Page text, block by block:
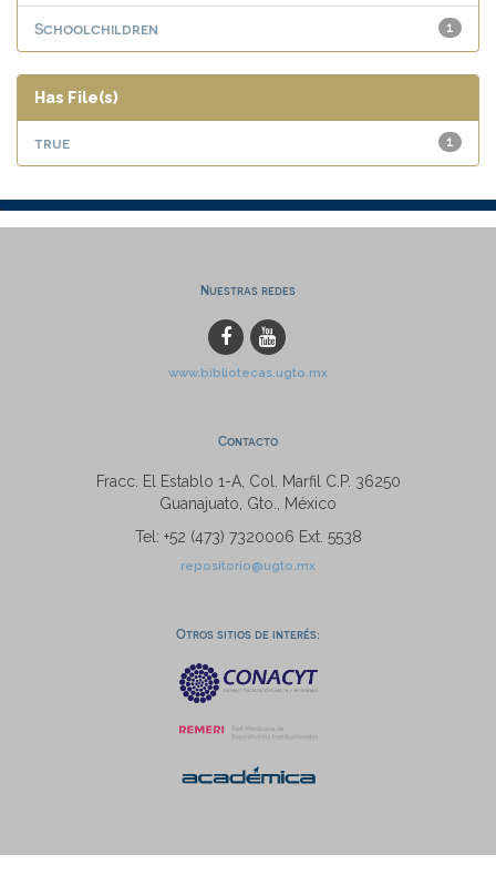
1
Schoolchildren
Has File(s)
1
true
Nuestras redes
www.bibliotecas.ugto.mx
Contacto
Fracc. El Establo 1-A, Col. Marfil C.P. 36250
Guanajuato, Gto., México
Tel: +52 (473) 7320006 Ext. 5538
repositorio@ugto.mx
Otros sitios de interés: